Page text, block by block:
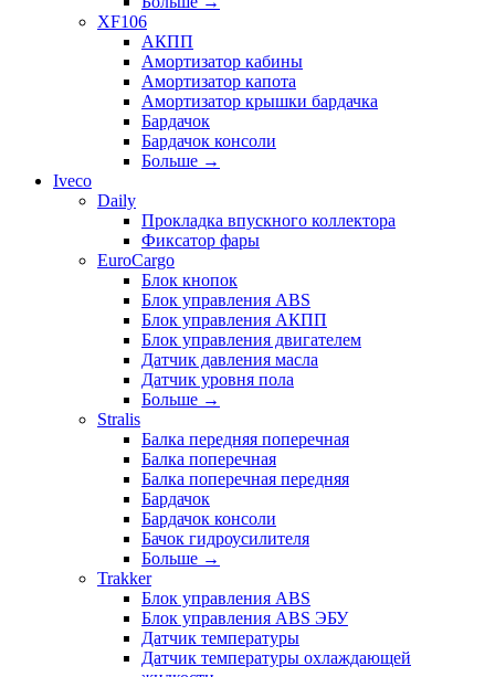
XF106
АКПП
Амортизатор кабины
Амортизатор капота
Амортизатор крышки бардачка
Бардачок
Бардачок консоли
Больше →
Iveco
Daily
Прокладка впускного коллектора
Фиксатор фары
EuroCargo
Блок кнопок
Блок управления ABS
Блок управления АКПП
Блок управления двигателем
Датчик давления масла
Датчик уровня пола
Больше →
Stralis
Балка передняя поперечная
Балка поперечная
Балка поперечная передняя
Бардачок
Бардачок консоли
Бачок гидроусилителя
Больше →
Trakker
Блок управления ABS
Блок управления ABS ЭБУ
Датчик температуры
Датчик температуры охлаждающей